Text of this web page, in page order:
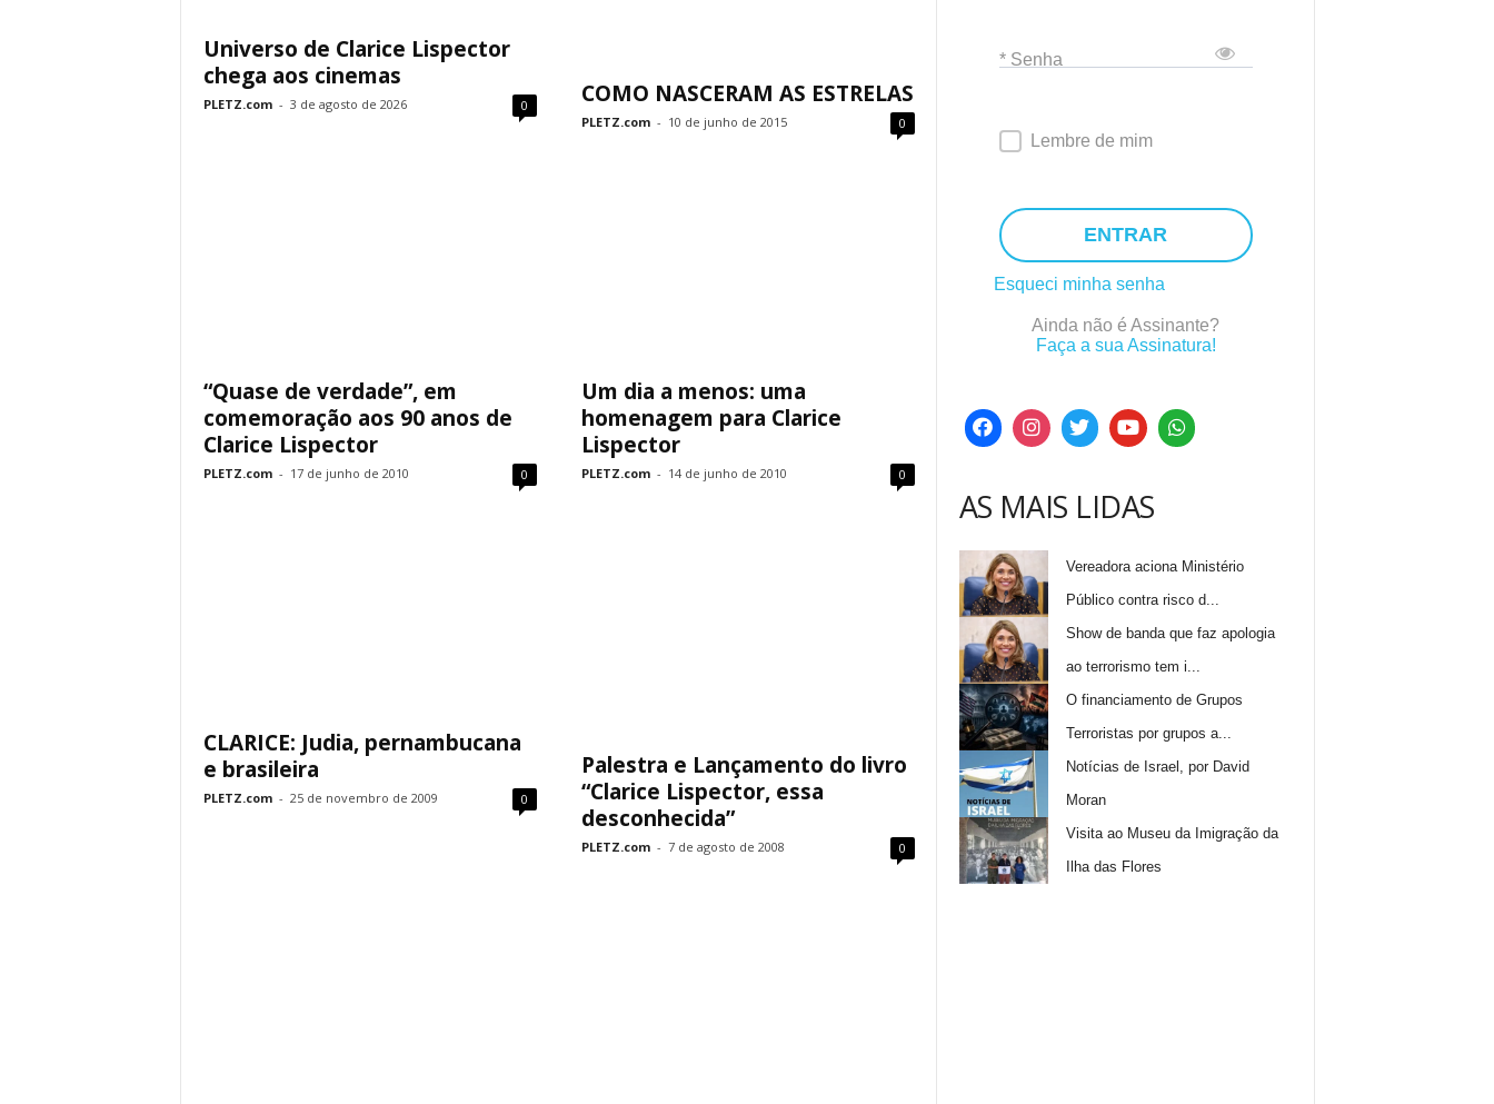
Universo de Clarice Lispector
chega aos cinemas
PLETZ.com - 3 de agosto de 2026 0 COMO NASCERAM AS ESTRELAS
PLETZ.com - 10 de junho de 2015 0
“Quase de verdade”, em
comemoração aos 90 anos de
Clarice Lispector
PLETZ.com - 17 de junho de 2010 0
Um dia a menos: uma
homenagem para Clarice
Lispector
PLETZ.com - 14 de junho de 2010 0
CLARICE: Judia, pernambucana
e brasileira
PLETZ.com - 25 de novembro de 2009 0
Palestra e Lançamento do livro
“Clarice Lispector, essa
desconhecida”
PLETZ.com - 7 de agosto de 2008 0
* Senha
Lembre de mim
ENTRAR
Esqueci minha senha
Ainda não é Assinante?
Faça a sua Assinatura!
AS MAIS LIDAS
Vereadora aciona Ministério
Público contra risco d...
Show de banda que faz apologia
ao terrorismo tem i...
O financiamento de Grupos
Terroristas por grupos a...
Notícias de Israel, por David
Moran
Visita ao Museu da Imigração da
Ilha das Flores